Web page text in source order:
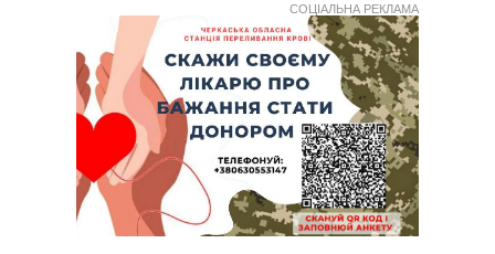
На Хімселищі у Черкасах облаштували новий
контейнерний майданчик
Без розтину грудної клітки: у Черкасах 75-річній
пацієнтці замінили аортальний клапан
У Черкаському онкоцентрі встановили сонячну
електростанцію за понад пів мільйона гривень
У Київській області прощаються з полеглим на
фронті жителем Монастирищини
У Черкасах містяни через нову скляну зупинку і
СОЦІАЛЬНА РЕКЛАМА